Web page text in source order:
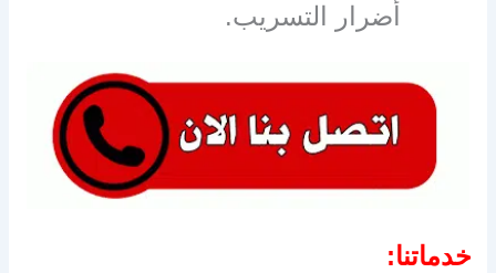
أضرار التسريب.
خدماتنا: